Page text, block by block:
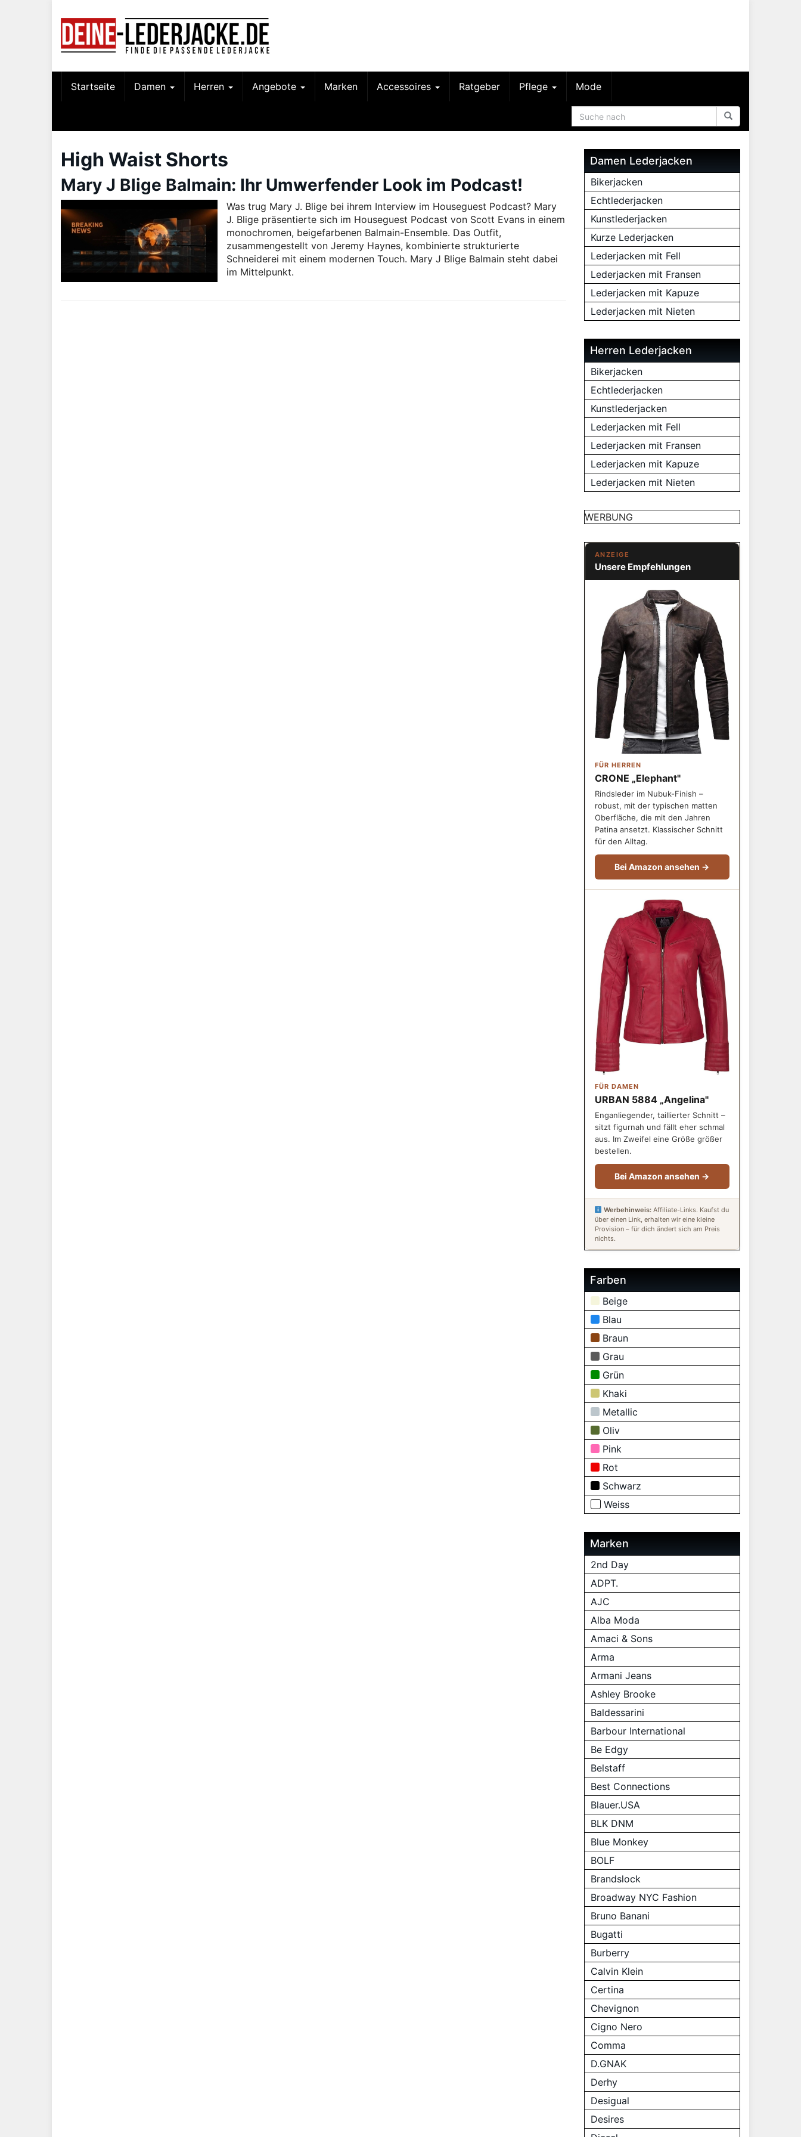
Startseite Damen Herren Angebote Marken Accessoires Ratgeber Pflege Mode
High Waist Shorts
Mary J Blige Balmain: Ihr Umwerfender Look im Podcast!
Was trug Mary J. Blige bei ihrem Interview im Houseguest Podcast? Mary
J. Blige präsentierte sich im Houseguest Podcast von Scott Evans in einem
monochromen, beigefarbenen Balmain-Ensemble. Das Outfit,
zusammengestellt von Jeremy Haynes, kombinierte strukturierte
Schneiderei mit einem modernen Touch. Mary J Blige Balmain steht dabei
im Mittelpunkt.
Damen Lederjacken
Bikerjacken
Echtlederjacken
Kunstlederjacken
Kurze Lederjacken
Lederjacken mit Fell
Lederjacken mit Fransen
Lederjacken mit Kapuze
Lederjacken mit Nieten
Herren Lederjacken
Bikerjacken
Echtlederjacken
Kunstlederjacken
Lederjacken mit Fell
Lederjacken mit Fransen
Lederjacken mit Kapuze
Lederjacken mit Nieten
WERBUNG
ANZEIGE
Unsere Empfehlungen
FÜR HERREN
CRONE „Elephant"
Rindsleder im Nubuk-Finish –
robust, mit der typischen matten
Oberfläche, die mit den Jahren
Patina ansetzt. Klassischer Schnitt
für den Alltag.
Bei Amazon ansehen →
FÜR DAMEN
URBAN 5884 „Angelina"
Enganliegender, taillierter Schnitt –
sitzt figurnah und fällt eher schmal
aus. Im Zweifel eine Größe größer
bestellen.
Bei Amazon ansehen →
Werbehinweis: Affiliate-Links. Kaufst du
über einen Link, erhalten wir eine kleine
Provision – für dich ändert sich am Preis
nichts.
Farben
Beige
Blau
Braun
Grau
Grün
Khaki
Metallic
Oliv
Pink
Rot
Schwarz
Weiss
Marken
2nd Day
ADPT.
AJC
Alba Moda
Amaci & Sons
Arma
Armani Jeans
Ashley Brooke
Baldessarini
Barbour International
Be Edgy
Belstaff
Best Connections
Blauer.USA
BLK DNM
Blue Monkey
BOLF
Brandslock
Broadway NYC Fashion
Bruno Banani
Bugatti
Burberry
Calvin Klein
Certina
Chevignon
Cigno Nero
Comma
D.GNAK
Derhy
Desigual
Desires